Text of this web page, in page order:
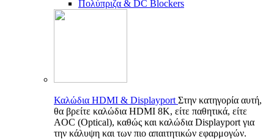
Πολύπριζα & DC Blockers
Καλώδια HDMI & Displayport Στην κατηγορία αυτή,
θα βρείτε καλώδια HDMI 8K, είτε παθητικά, είτε
AOC (Optical), καθώς και καλώδια Displayport για
την κάλυψη και των πιο απαιτητικών εφαρμογών.